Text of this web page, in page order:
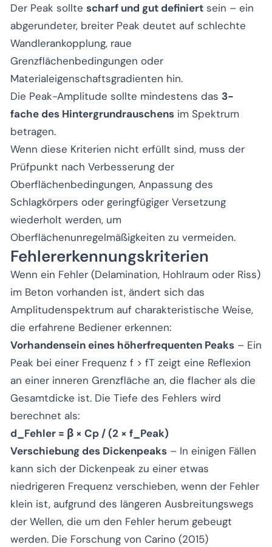
Der Peak sollte scharf und gut definiert sein – ein
abgerundeter, breiter Peak deutet auf schlechte
Wandlerankopplung, raue
Grenzflächenbedingungen oder
Materialeigenschaftsgradienten hin.
Die Peak-Amplitude sollte mindestens das 3-
fache des Hintergrundrauschens im Spektrum
betragen.
Wenn diese Kriterien nicht erfüllt sind, muss der
Prüfpunkt nach Verbesserung der
Oberflächenbedingungen, Anpassung des
Schlagkörpers oder geringfügiger Versetzung
wiederholt werden, um
Oberflächenunregelmäßigkeiten zu vermeiden.
Fehlererkennungskriterien
Wenn ein Fehler (Delamination, Hohlraum oder Riss)
im Beton vorhanden ist, ändert sich das
Amplitudenspektrum auf charakteristische Weise,
die erfahrene Bediener erkennen:
Vorhandensein eines höherfrequenten Peaks – Ein
Peak bei einer Frequenz f > fT zeigt eine Reflexion
an einer inneren Grenzfläche an, die flacher als die
Gesamtdicke ist. Die Tiefe des Fehlers wird
berechnet als:
d_Fehler = β × Cp / (2 × f_Peak)
Verschiebung des Dickenpeaks – In einigen Fällen
kann sich der Dickenpeak zu einer etwas
niedrigeren Frequenz verschieben, wenn der Fehler
klein ist, aufgrund des längeren Ausbreitungswegs
der Wellen, die um den Fehler herum gebeugt
werden. Die Forschung von Carino (2015)